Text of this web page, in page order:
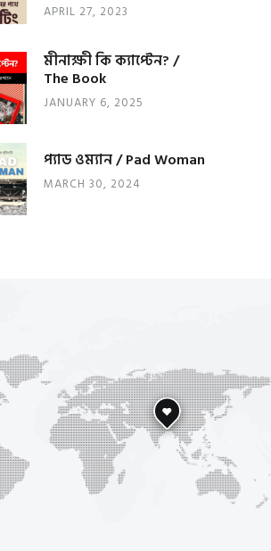
APRIL 27, 2023
মীনাক্ষী কি ক্যাপ্টেন? /
The Book
JANUARY 6, 2025
প্যাড ওম্যান / Pad Woman
MARCH 30, 2024